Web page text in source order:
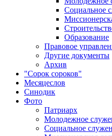
Социальное
Образование
Правовое
Другие документы
Архив
"Сорок сороков"
Месяцеслов
Синодик
Фото
Патриарх
Молодежное
Социальное